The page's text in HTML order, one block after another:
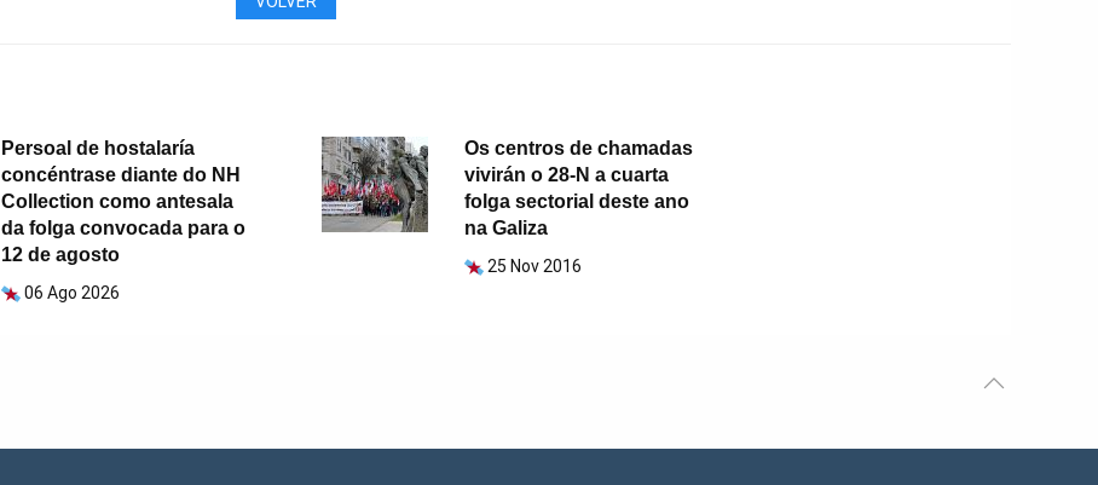
Persoal de hostalaría
concéntrase diante do NH
Collection como antesala
da folga convocada para o
12 de agosto
06 Ago 2026
Os centros de chamadas
vivirán o 28-N a cuarta
folga sectorial deste ano
na Galiza
25 Nov 2016